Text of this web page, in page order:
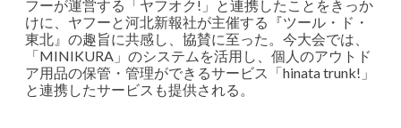
フーが運営する「ヤフオク!」と連携したことをきっか
けに、ヤフーと河北新報社が主催する『ツール・ド・
東北』の趣旨に共感し、協賛に至った。今大会では、
「MINIKURA」のシステムを活用し、個人のアウトド
ア用品の保管・管理ができるサービス「hinata trunk!」
と連携したサービスも提供される。